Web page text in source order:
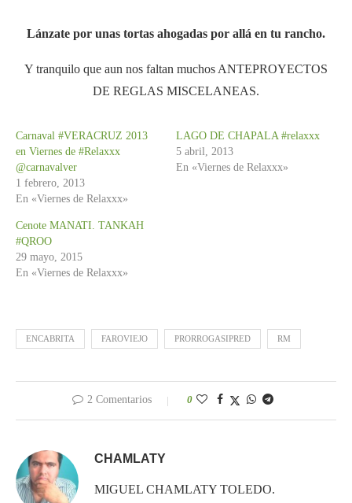
Lánzate por unas tortas ahogadas por allá en tu rancho.
Y tranquilo que aun nos faltan muchos ANTEPROYECTOS
DE REGLAS MISCELANEAS.
Carnaval #VERACRUZ 2013
en Viernes de #Relaxxx
@carnavalver
1 febrero, 2013
En «Viernes de Relaxxx»
LAGO DE CHAPALA #relaxxx
5 abril, 2013
En «Viernes de Relaxxx»
Cenote MANATI. TANKAH
#QROO
29 mayo, 2015
En «Viernes de Relaxxx»
ENCABRITA FAROVIEJO PRORROGASIPRED RM
2 Comentarios 0
CHAMLATY
MIGUEL CHAMLATY TOLEDO.